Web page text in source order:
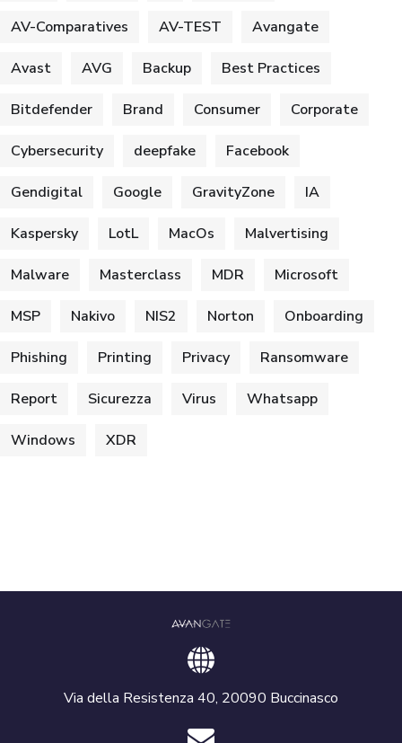
AV-Comparatives AV-TEST Avangate
Avast AVG Backup Best Practices
Bitdefender Brand Consumer Corporate
Cybersecurity deepfake Facebook
Gendigital Google GravityZone IA
Kaspersky LotL MacOs Malvertising
Malware Masterclass MDR Microsoft
MSP Nakivo NIS2 Norton Onboarding
Phishing Printing Privacy Ransomware
Report Sicurezza Virus Whatsapp
Windows XDR
Via della Resistenza 40, 20090 Buccinasco